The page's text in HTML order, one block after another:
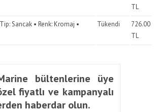
TL
Tip: Sancak • Renk: Kromaj • Tükendi
726.00
TL
bültenlerine üye
fiyatlı ve kampanyalı
haberdar olun.